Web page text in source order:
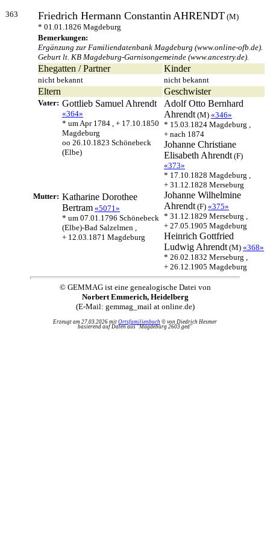
363 Friedrich Hermann ConstantinAHRENDT (M)
* 01.01.1826 Magdeburg
Bemerkungen:
Ergänzung zur Familiendatenbank Magdeburg (www.online-ofb.de).
Geburt lt. KB Magdeburg-Garnisongemeinde (www.ancestry.de).
Ehegatten / Partner Kinder
nicht bekannt nicht bekannt
Eltern Geschwister
Vater: Gottlieb Samuel Ahrendt
«364»
* um Apr 1784 , + 17.10.1850
Magdeburg
oo 26.10.1823 Schönebeck
(Elbe)
Adolf Otto Bernhard
Ahrendt(M) «346»
* 15.03.1824 Magdeburg ,
+ nach 1874
Johanne Christiane
Elisabeth Ahrendt(F)
«373»
* 17.10.1828 Magdeburg ,
+ 31.12.1828 Merseburg
Johanne Wilhelmine
Ahrendt(F) «375»
* 31.12.1829 Merseburg ,
+ 27.05.1905 Magdeburg
Heinrich Gottfried
Ludwig Ahrendt(M) «368»
* 26.02.1832 Merseburg ,
+ 26.12.1905 Magdeburg
Mutter: Katharine Dorothee
Bertram «5071»
* um 07.01.1796 Schönebeck
(Elbe)-Bad Salzelmen ,
+ 12.03.1871 Magdeburg
© GEMMAG ist eine genealogische Datei von
Norbert Emmerich, Heidelberg
(E-Mail: gemmag_mail at online.de)
Erzeugt am 27.03.2026 mit Ortsfamilienbuch © von Diedrich Hesmer
basierend auf Daten aus "Magdeburg 2603.ged"